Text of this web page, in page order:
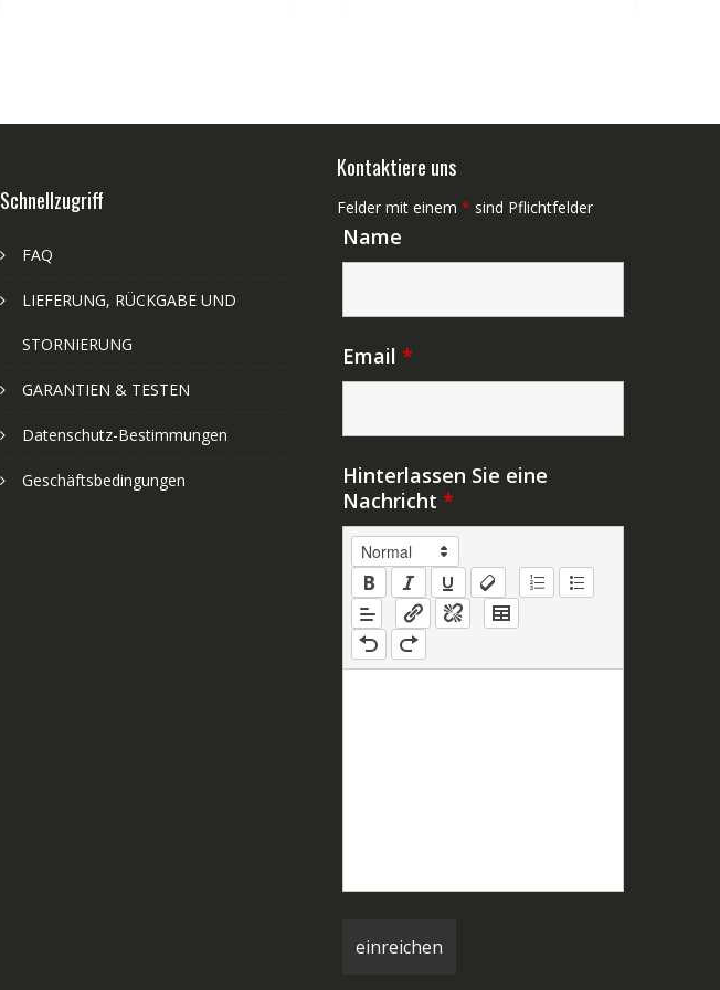
Schnellzugriff
FAQ
LIEFERUNG, RÜCKGABE UND
STORNIERUNG
GARANTIEN & TESTEN
Datenschutz-Bestimmungen
Geschäftsbedingungen
Kontaktiere uns
Felder mit einem * sind Pflichtfelder
Name
Email *
Hinterlassen Sie eine
Nachricht *